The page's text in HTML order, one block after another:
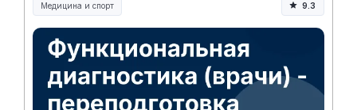
Медицина и спорт
Медицина, спорт и здоровье
9.3